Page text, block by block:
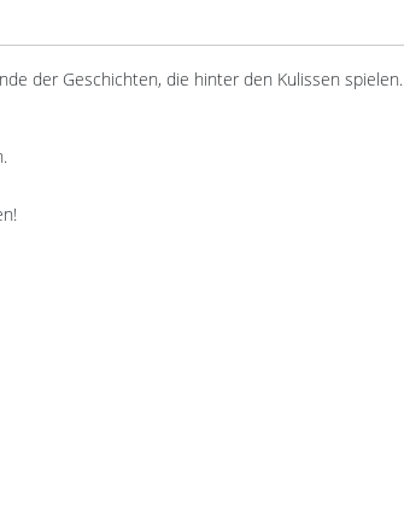
der Geschichten, die hinter den Kulissen spielen.